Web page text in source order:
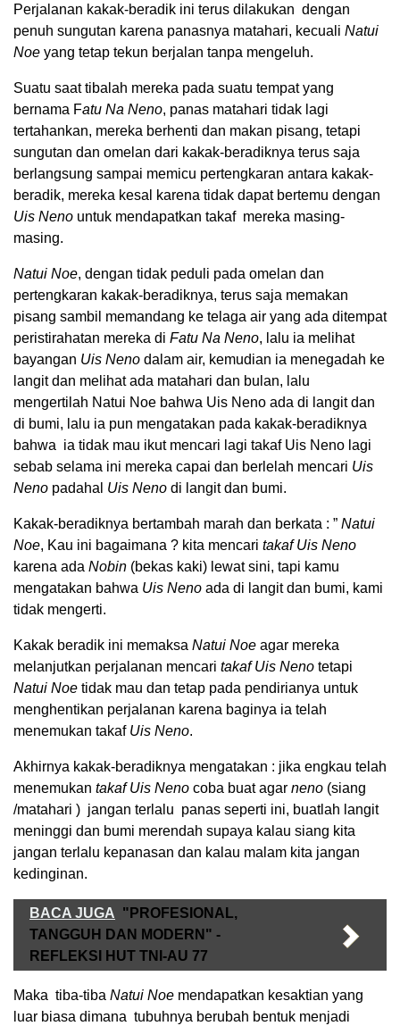
Perjalanan kakak-beradik ini terus dilakukan dengan
penuh sungutan karena panasnya matahari, kecuali Natui
Noe yang tetap tekun berjalan tanpa mengeluh.
Suatu saat tibalah mereka pada suatu tempat yang
bernama Fatu Na Neno, panas matahari tidak lagi
tertahankan, mereka berhenti dan makan pisang, tetapi
sungutan dan omelan dari kakak-beradiknya terus saja
berlangsung sampai memicu pertengkaran antara kakak-
beradik, mereka kesal karena tidak dapat bertemu dengan
Uis Neno untuk mendapatkan takaf mereka masing-
masing.
Natui Noe, dengan tidak peduli pada omelan dan
pertengkaran kakak-beradiknya, terus saja memakan
pisang sambil memandang ke telaga air yang ada ditempat
peristirahatan mereka di Fatu Na Neno, lalu ia melihat
bayangan Uis Neno dalam air, kemudian ia menegadah ke
langit dan melihat ada matahari dan bulan, lalu
mengertilah Natui Noe bahwa Uis Neno ada di langit dan
di bumi, lalu ia pun mengatakan pada kakak-beradiknya
bahwa ia tidak mau ikut mencari lagi takaf Uis Neno lagi
sebab selama ini mereka capai dan berlelah mencari Uis
Neno padahal Uis Neno di langit dan bumi.
Kakak-beradiknya bertambah marah dan berkata : ” Natui
Noe, Kau ini bagaimana ? kita mencari takaf Uis Neno
karena ada Nobin (bekas kaki) lewat sini, tapi kamu
mengatakan bahwa Uis Neno ada di langit dan bumi, kami
tidak mengerti.
Kakak beradik ini memaksa Natui Noe agar mereka
melanjutkan perjalanan mencari takaf Uis Neno tetapi
Natui Noe tidak mau dan tetap pada pendirianya untuk
menghentikan perjalanan karena baginya ia telah
menemukan takaf Uis Neno.
Akhirnya kakak-beradiknya mengatakan : jika engkau telah
menemukan takaf Uis Neno coba buat agar neno (siang
/matahari ) jangan terlalu panas seperti ini, buatlah langit
meninggi dan bumi merendah supaya kalau siang kita
jangan terlalu kepanasan dan kalau malam kita jangan
kedinginan.
BACA JUGA "PROFESIONAL,
TANGGUH DAN MODERN" -
REFLEKSI HUT TNI-AU 77
Maka tiba-tiba Natui Noe mendapatkan kesaktian yang
luar biasa dimana tubuhnya berubah bentuk menjadi